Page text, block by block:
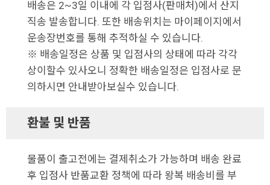
배송은 2~3일 이내에 각 입점사(판매처)에서 산지
직송 발송합니다. 또한 배송위치는 마이페이지에서
운송장번호를 통해 추적하실 수 있습니다.
※ 배송일정은 상품 및 입점사의 상태에 따라 각각
상이할수 있사오니 정확한 배송일정은 입점사로 문
의하시면 안내받아보실수 있습니다.
환불 및 반품
물품이 출고전에는 결제취소가 가능하며 배송 완료
후 입점사 반품교환 정책에 따라 왕복 배송비를 부